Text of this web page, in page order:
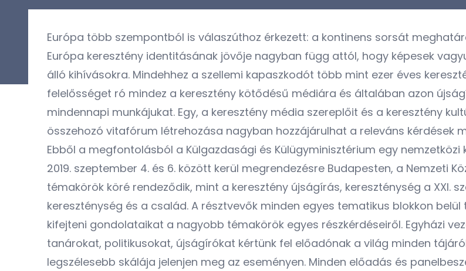
Európa több szempontból is válaszúthoz érkezett: a kontinens sorsát
Európa keresztény identitásának jövője nagyban függ attól, hogy képesek
álló kihívásokra. Mindehhez a szellemi kapaszkodót több mint ezer éves
felelősséget ró mindez a keresztény kötődésű médiára és általában azon
mindennapi munkájukat. Egy, a keresztény média szereplőit és a keresztény
összehozó vitafórum létrehozása nagyban hozzájárulhat a releváns kérdések
Ebből a megfontolásból a Külgazdasági és Külügyminisztérium egy
2019. szeptember 4. és 6. között kerül megrendezésre Budapesten, a Nemzeti
témakörök köré rendeződik, mint a keresztény újságírás, kereszténység a XXI.
kereszténység és a család. A résztvevők minden egyes tematikus blokkon
kifejteni gondolataikat a nagyobb témakörök egyes részkérdéseiről. Egyházi
tanárokat, politikusokat, újságírókat kértünk fel előadónak a világ minden
legszélesebb skálája jelenjen meg az eseményen. Minden előadás és